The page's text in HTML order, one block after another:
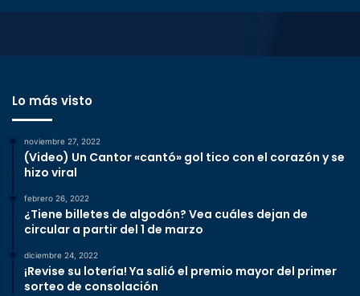
Lo más visto
noviembre 27, 2022
(Video) Un Cantor «cantó» gol tico con el corazón y se
hizo viral
febrero 26, 2022
¿Tiene billetes de algodón? Vea cuáles dejan de
circular a partir del 1 de marzo
diciembre 24, 2022
¡Revise su lotería! Ya salió el premio mayor del primer
sorteo de consolación